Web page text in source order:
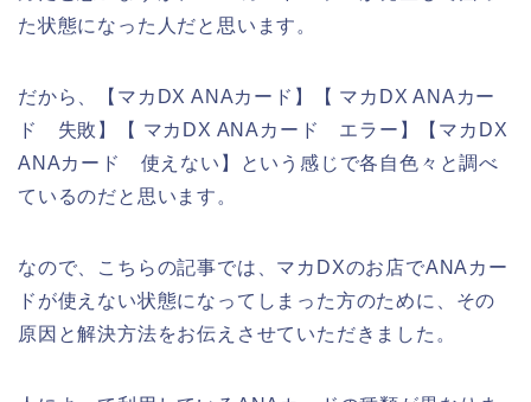
た状態になった人だと思います。
だから、【マカDX ANAカード】【 マカDX ANAカー
ド 失敗】【 マカDX ANAカード エラー】【マカDX
ANAカード 使えない】という感じで各自色々と調べ
ているのだと思います。
なので、こちらの記事では、マカDXのお店でANAカー
ドが使えない状態になってしまった方のために、その
原因と解決方法をお伝えさせていただきました。